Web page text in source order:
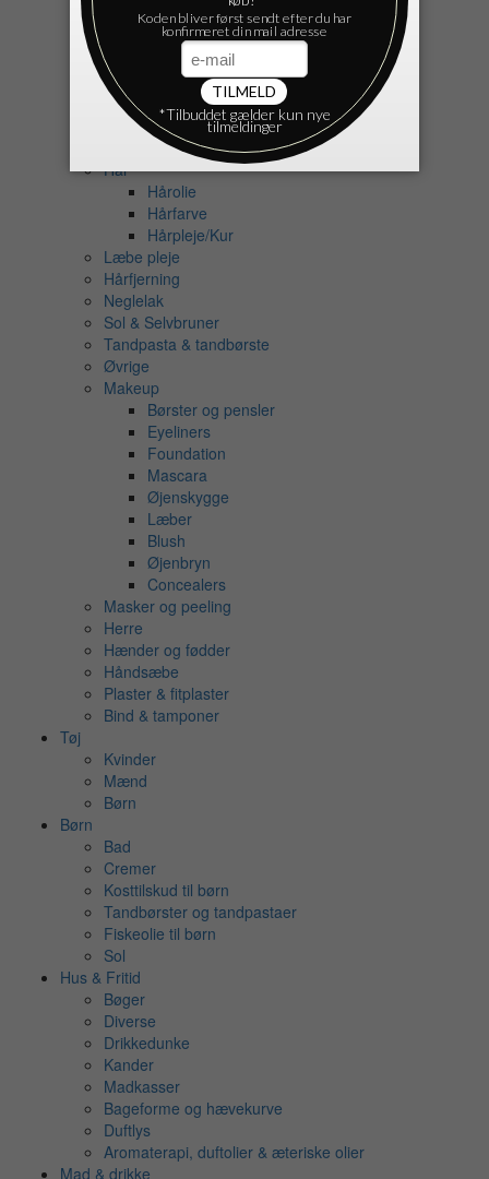
Cremer
Ansigt
Fodcreme
Håndcreme
Krop
Ansigtspleje
Deodorant
Hår
Hårolie
Hårfarve
Hårpleje/Kur
Læbe pleje
Hårfjerning
Neglelak
Sol & Selvbruner
Tandpasta & tandbørste
Øvrige
Makeup
Børster og pensler
Eyeliners
Foundation
Mascara
Øjenskygge
Læber
Blush
Øjenbryn
Concealers
Masker og peeling
Herre
Hænder og fødder
Håndsæbe
Plaster & fitplaster
Bind & tamponer
Tøj
Kvinder
Mænd
Børn
Børn
Bad
Cremer
Kosttilskud til børn
Tandbørster og tandpastaer
Fiskeolie til børn
Sol
Hus & Fritid
Bøger
Diverse
Drikkedunke
Kander
Madkasser
Bageforme og hævekurve
Duftlys
Aromaterapi, duftolier & æteriske olier
Mad & drikke